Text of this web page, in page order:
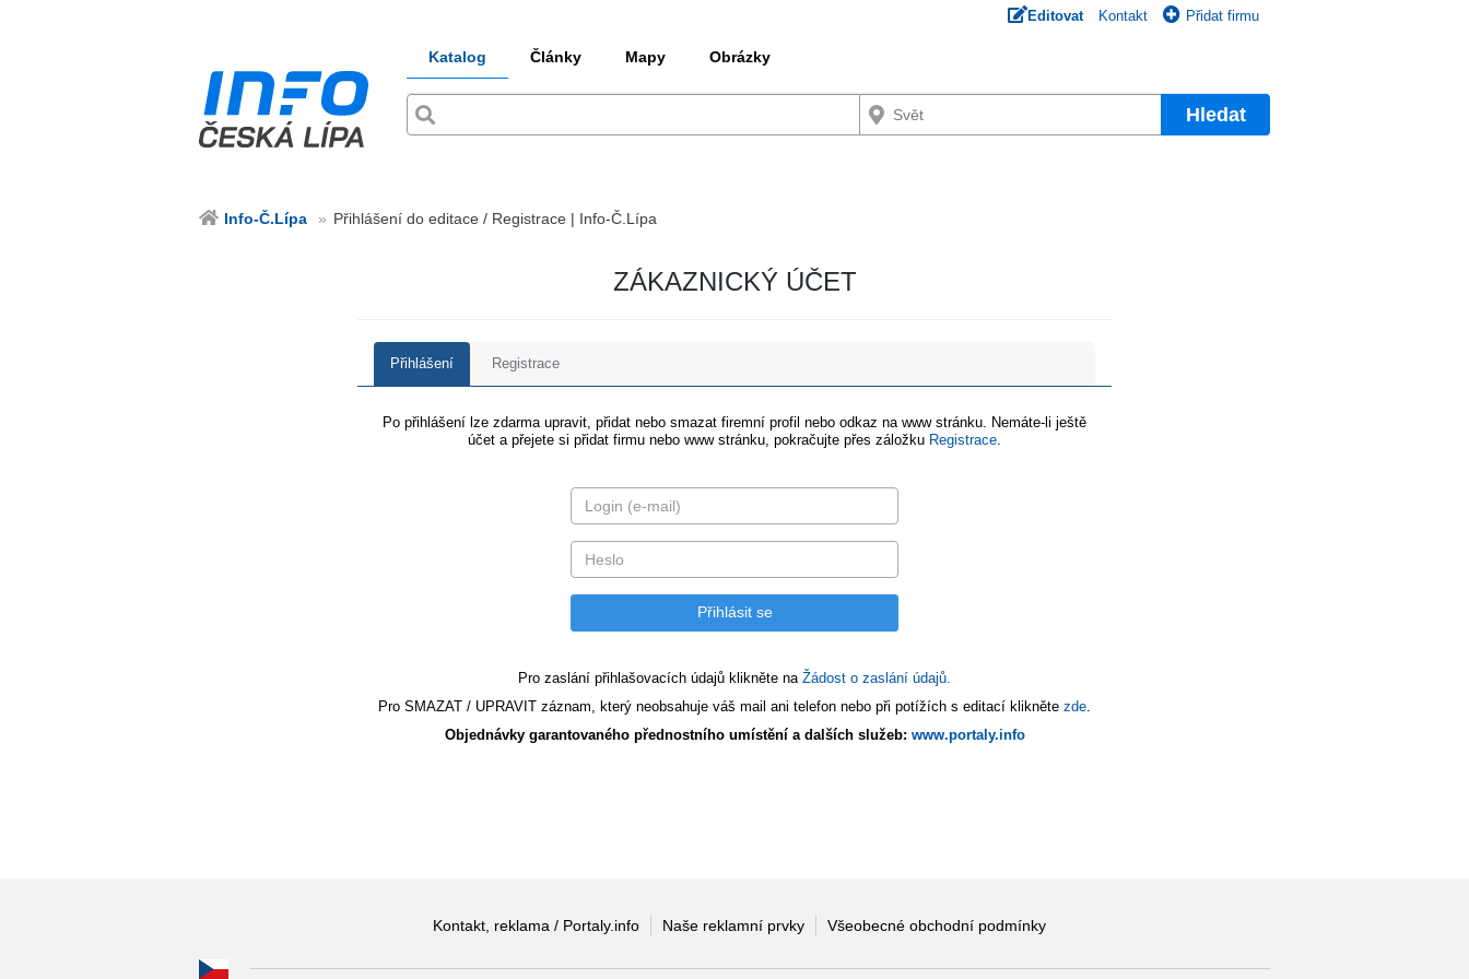
Editovat Kontakt Přidat firmu
Katalog Články Mapy Obrázky
Hledat
Info-Č.Lípa Přihlášení do editace / Registrace | Info-Č.Lípa
ZÁKAZNICKÝ ÚČET
Přihlášení Registrace
Po přihlášení lze zdarma upravit, přidat nebo smazat firemní profil nebo odkaz na www stránku. Nemáte-li ještě
účet a přejete si přidat firmu nebo www stránku, pokračujte přes záložku Registrace
Pro zaslání přihlašovacích údajů klikněte na Žádost o zaslání údajů.
Pro SMAZAT / UPRAVIT záznam, který neobsahuje váš mail ani telefon nebo při potížích s editací klikněte zde
Objednávky garantovaného přednostního umístění a dalších služeb: www.portaly.info
Kontakt, reklama / Portaly.info Naše reklamní prvky Všeobecné obchodní podmínky